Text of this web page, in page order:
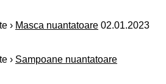
› Masca nuantatoare 02.01.2023
› Sampoane nuantatoare